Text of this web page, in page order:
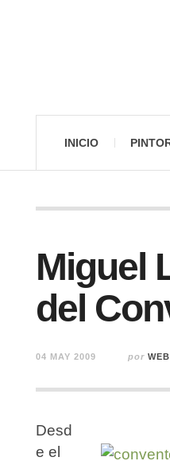
INICIO
Miguel
del
04 MAY 2009 por
Desd
e el